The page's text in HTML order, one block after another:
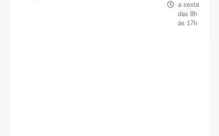
a sexta
das 8h
às 17h